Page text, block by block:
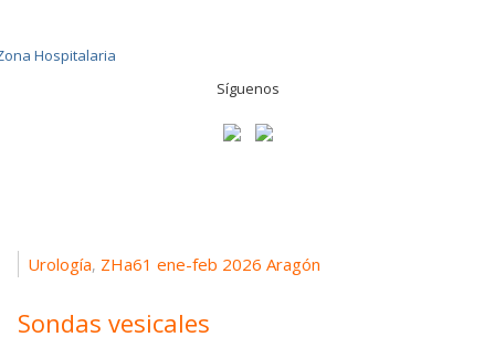
Síguenos
Urología, ZHa61 ene-feb 2026 Aragón
Sondas vesicales